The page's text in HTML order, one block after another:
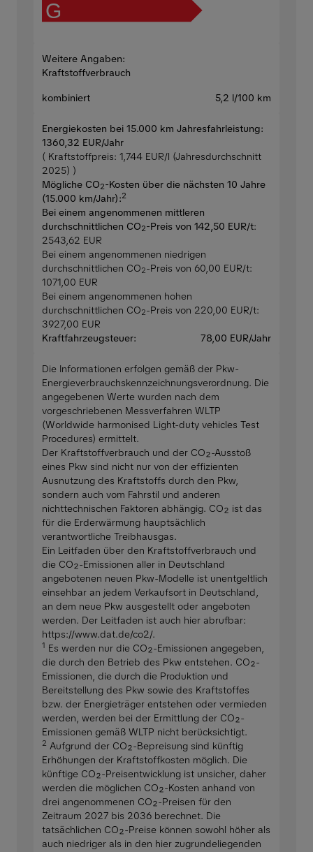
G
Weitere Angaben:
Kraftstoffverbrauch
kombiniert
5,2 l/100 km
Energiekosten bei 15.000 km Jahresfahrleistung:
1360,32 EUR/Jahr
( Kraftstoffpreis: 1,744 EUR/l (Jahresdurchschnitt
2025) )
Mögliche CO2-Kosten über die nächsten 10 Jahre
(15.000 km/Jahr):2
Bei einem angenommenen mittleren
durchschnittlichen CO2-Preis von 142,50 EUR/t:
2543,62 EUR
Bei einem angenommenen niedrigen
durchschnittlichen CO2-Preis von 60,00 EUR/t:
1071,00 EUR
Bei einem angenommenen hohen
durchschnittlichen CO2-Preis von 220,00 EUR/t:
3927,00 EUR
Kraftfahrzeugsteuer:
78,00 EUR/Jahr
Die Informationen erfolgen gemäß der Pkw-
Energieverbrauchskennzeichnungsverordnung. Die
angegebenen Werte wurden nach dem
vorgeschriebenen Messverfahren WLTP
(Worldwide harmonised Light-duty vehicles Test
Procedures) ermittelt.
Der Kraftstoffverbrauch und der CO₂-Ausstoß
eines Pkw sind nicht nur von der effizienten
Ausnutzung des Kraftstoffs durch den Pkw,
sondern auch vom Fahrstil und anderen
nichttechnischen Faktoren abhängig. CO₂ ist das
für die Erderwärmung hauptsächlich
verantwortliche Treibhausgas.
Ein Leitfaden über den Kraftstoffverbrauch und
die CO₂-Emissionen aller in Deutschland
angebotenen neuen Pkw-Modelle ist unentgeltlich
einsehbar an jedem Verkaufsort in Deutschland,
an dem neue Pkw ausgestellt oder angeboten
werden. Der Leitfaden ist auch hier abrufbar:
https://www.dat.de/co2/.
1 Es werden nur die CO₂-Emissionen angegeben,
die durch den Betrieb des Pkw entstehen. CO₂-
Emissionen, die durch die Produktion und
Bereitstellung des Pkw sowie des Kraftstoffes
bzw. der Energieträger entstehen oder vermieden
werden, werden bei der Ermittlung der CO₂-
Emissionen gemäß WLTP nicht berücksichtigt.
2 Aufgrund der CO₂-Bepreisung sind künftig
Erhöhungen der Kraftstoffkosten möglich. Die
künftige CO₂-Preisentwicklung ist unsicher, daher
werden die möglichen CO₂-Kosten anhand von
drei angenommenen CO₂-Preisen für den
Zeitraum 2027 bis 2036 berechnet. Die
tatsächlichen CO₂-Preise können sowohl höher als
auch niedriger als in den hier zugrundeliegenden